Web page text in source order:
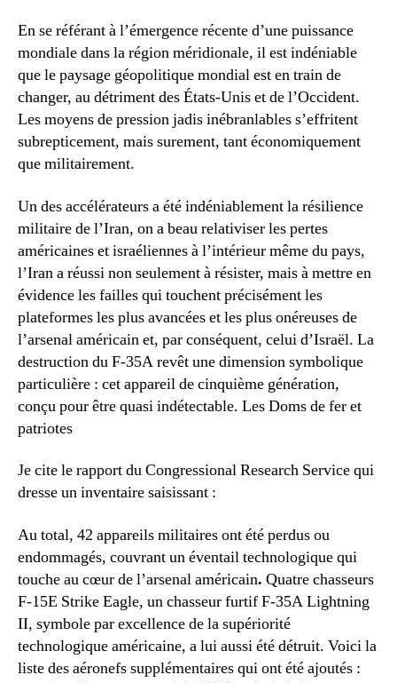
En se référant à l’émergence récente d’une puissance
mondiale dans la région méridionale, il est indéniable
que le paysage géopolitique mondial est en train de
changer, au détriment des États-Unis et de l’Occident.
Les moyens de pression jadis inébranlables s’effritent
subrepticement, mais surement, tant économiquement
que militairement.
Un des accélérateurs a été indéniablement la résilience
militaire de l’Iran, on a beau relativiser les pertes
américaines et israéliennes à l’intérieur même du pays,
l’Iran a réussi non seulement à résister, mais à mettre en
évidence les failles qui touchent précisément les
plateformes les plus avancées et les plus onéreuses de
l’arsenal américain et, par conséquent, celui d’Israël. La
destruction du F-35A revêt une dimension symbolique
particulière : cet appareil de cinquième génération,
conçu pour être quasi indétectable. Les Doms de fer et
patriotes
Je cite le rapport du Congressional Research Service qui
dresse un inventaire saisissant :
Au total, 42 appareils militaires ont été perdus ou
endommagés, couvrant un éventail technologique qui
touche au cœur de l’arsenal américain. Quatre chasseurs
F-15E Strike Eagle, un chasseur furtif F-35A Lightning
II, symbole par excellence de la supériorité
technologique américaine, a lui aussi été détruit. Voici la
liste des aéronefs supplémentaires qui ont été ajoutés :